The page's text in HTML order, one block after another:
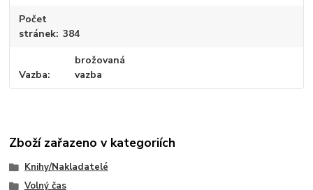
Počet
stránek 384
Vazba
brožovaná
vazba
Zboží zařazeno v kategoriích
Knihy/Nakladatelé
Volný čas